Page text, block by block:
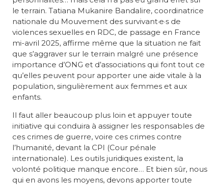
le terrain. Tatiana Mukanire Bandalire, coordinatrice
nationale du Mouvement des survivant·e·s de
violences sexuelles en RDC, de passage en France
mi-avril 2025, affirme même que la situation ne fait
que s’aggraver sur le terrain malgré une présence
importance d’ONG et d’associations qui font tout ce
qu’elles peuvent pour apporter une aide vitale à la
population, singulièrement aux femmes et aux
enfants.
Il faut aller beaucoup plus loin et appuyer toute
initiative qui conduira à assigner les responsables de
ces crimes de guerre, voire ces crimes contre
l’humanité, devant la CPI (Cour pénale
internationale). Les outils juridiques existent, la
volonté politique manque encore… Et bien sûr, nous
qui en avons les moyens, devons apporter toute